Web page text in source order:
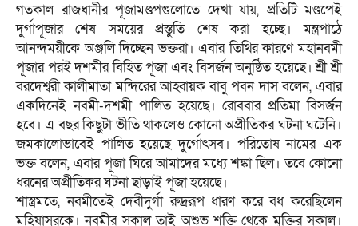
গতকাল রাজধানীর পূজামণ্ডপগুলোতে দেখা যায়, প্রতিটি মণ্ডপেই
দুর্গাপূজার শেষ সময়ের প্রস্তুতি শেষ করা হচ্ছে। মন্ত্রপাঠে
আনন্দময়ীকে অঞ্জলি দিচ্ছেন ভক্তরা। এবার তিথির কারণে মহানবমী
পূজার পরই দশমীর বিহিত পূজা এবং বিসর্জন অনুষ্ঠিত হয়েছে। শ্রী শ্রী
বরদেশ্বরী কালীমাতা মন্দিরের আহ্বায়ক বাবু পবন দাস বলেন, এবার
একদিনেই নবমী-দশমী পালিত হয়েছে। রোববার প্রতিমা বিসর্জন
হবে। এ বছর কিছুটা ভীতি থাকলেও কোনো অপ্রীতিকর ঘটনা ঘটেনি।
জমকালোভাবেই পালিত হয়েছে দুর্গোৎসব। পরিতোষ নামের এক
ভক্ত বলেন, এবার পূজা ঘিরে আমাদের মধ্যে শঙ্কা ছিল। তবে কোনো
ধরনের অপ্রীতিকর ঘটনা ছাড়াই পূজা হয়েছে।
শাস্ত্রমতে, নবমীতেই দেবীদুর্গা রুদ্ররূপ ধারণ করে বধ করেছিলেন
মহিষাসুরকে। নবমীর সকাল তাই অশুভ শক্তি থেকে মুক্তির সকাল।